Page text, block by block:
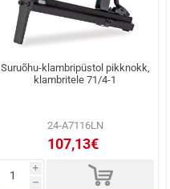
Suruõhu-klambripüstol pikknokk,
klambritele 71/4-1
24-A7116LN
107,13€
i
h d